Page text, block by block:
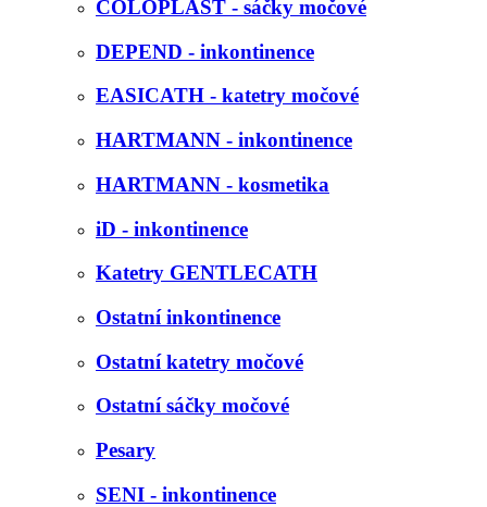
COLOPLAST - sáčky močové
DEPEND - inkontinence
EASICATH - katetry močové
HARTMANN - inkontinence
HARTMANN - kosmetika
iD - inkontinence
Katetry GENTLECATH
Ostatní inkontinence
Ostatní katetry močové
Ostatní sáčky močové
Pesary
SENI - inkontinence